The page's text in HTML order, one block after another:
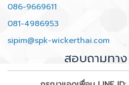
086-9669611
081-4986953
sipim@spk-wickerthai.com
สอบถามทา